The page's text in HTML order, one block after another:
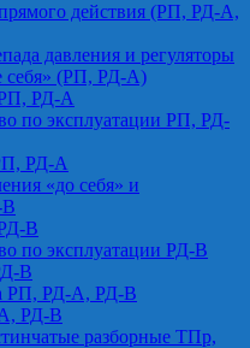
действия (РП, РД-А,
давления и регуляторы
себя» (РП, РД-А)
РД-А
по эксплуатации РП, РД-
РД-А
«до себя» и
В
В
по эксплуатации РД-В
В
РП, РД-А, РД-В
РД-В
разборные ТПр,